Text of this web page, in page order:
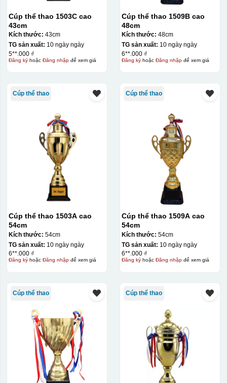
Cúp thể thao 1503C cao
43cm
Kích thước: 43cm
TG sản xuất: 10 ngày ngày
5**.000 ₫
Đăng kýhoặc Đăng nhậpđể xem giá
Cúp thể thao 1509B cao
48cm
Kích thước: 48cm
TG sản xuất: 10 ngày ngày
6**.000 ₫
Đăng kýhoặc Đăng nhậpđể xem giá
Cúp thể thao
Cúp thể thao 1503A cao
54cm
Kích thước: 54cm
TG sản xuất: 10 ngày ngày
6**.000 ₫
Đăng kýhoặc Đăng nhậpđể xem giá
Cúp thể thao
Cúp thể thao 1509A cao
54cm
Kích thước: 54cm
TG sản xuất: 10 ngày ngày
6**.000 ₫
Đăng kýhoặc Đăng nhậpđể xem giá
Cúp thể thao Cúp thể thao